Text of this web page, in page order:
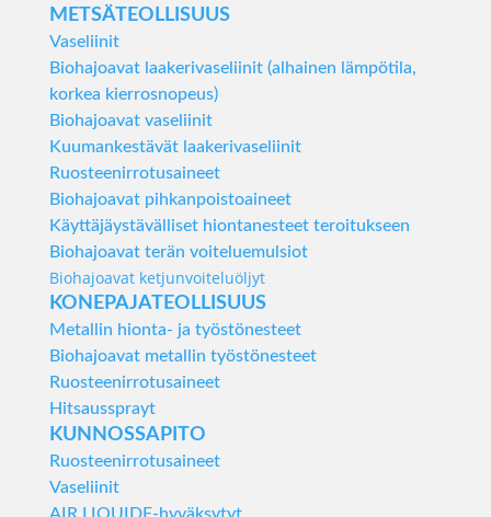
METSÄTEOLLISUUS
Vaseliinit
Biohajoavat laakerivaseliinit (alhainen lämpötila,
korkea kierrosnopeus)
Biohajoavat vaseliinit
Kuumankestävät laakerivaseliinit
Ruosteenirrotusaineet
Biohajoavat pihkanpoistoaineet
Käyttäjäystävälliset hiontanesteet teroitukseen
Biohajoavat terän voiteluemulsiot
Biohajoavat ketjunvoiteluöljyt
KONEPAJATEOLLISUUS
Metallin hionta- ja työstönesteet
Biohajoavat metallin työstönesteet
Ruosteenirrotusaineet
Hitsaussprayt
KUNNOSSAPITO
Ruosteenirrotusaineet
Vaseliinit